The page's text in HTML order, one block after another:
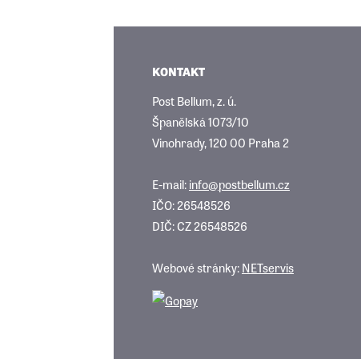
KONTAKT
Post Bellum, z. ú.
Španělská 1073/10
Vinohrady, 120 00 Praha 2
E-mail:info@postbellum.cz
IČO: 26548526
DIČ: CZ 26548526
Webové stránky:NETservis